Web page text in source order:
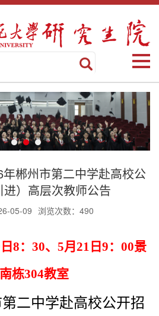
年郴州市第二中学赴高校公
）高层次教师公告
05-09 浏览次数： 490
8：30、 5月21日9：00景
栋304教室
二中学赴高校公开招